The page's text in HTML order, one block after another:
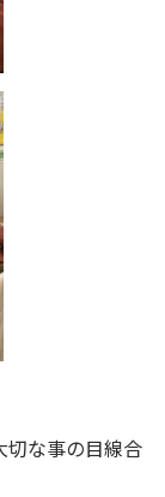
切な事の目線合